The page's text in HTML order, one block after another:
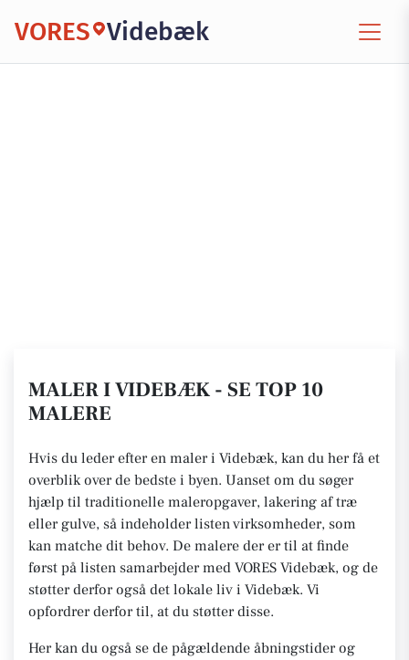
VORES Videbæk
MALER I VIDEBÆK - SE TOP 10
MALERE
Hvis du leder efter en maler i Videbæk, kan du her få et
overblik over de bedste i byen. Uanset om du søger
hjælp til traditionelle maleropgaver, lakering af træ
eller gulve, så indeholder listen virksomheder, som
kan matche dit behov. De malere der er til at finde
først på listen samarbejder med VORES Videbæk, og de
støtter derfor også det lokale liv i Videbæk. Vi
opfordrer derfor til, at du støtter disse.
Her kan du også se de pågældende åbningstider og